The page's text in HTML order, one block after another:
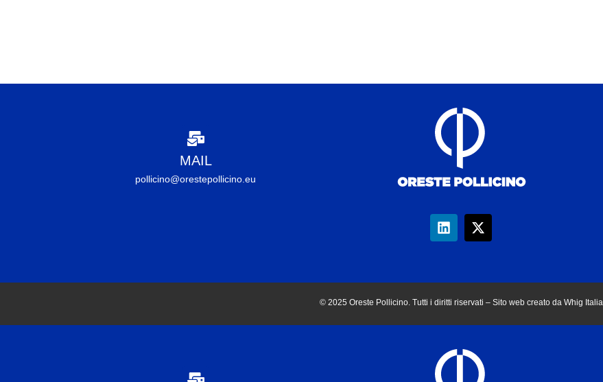
MAIL
pollicino@orestepollicino.eu
© 2025 Oreste Pollicino. Tutti i diritti riservati – Sito web creato da Whig Italia